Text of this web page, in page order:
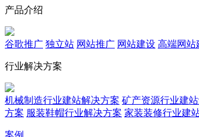
产品介绍
谷歌推广 独立站 网站推广 网站建设 高端网站
行业解决方案
机械制造行业建站解决方案 矿产资源行业建
方案 服装鞋帽行业解决方案 家装装修行业建
案例